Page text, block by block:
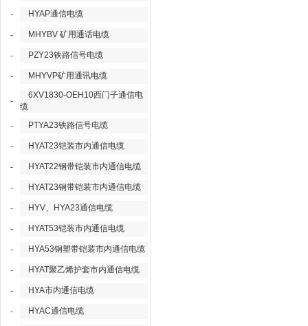
- HYAP通信电缆
- MHYBV 矿用通话电缆
- PZY23铁路信号电缆
- MHYVP矿用通讯电缆
-
6XV1830-OEH10西门子通信电
缆
-
PTYA23铁路信号电缆
- HYAT23铠装市内通信电缆
- HYAT22钢带铠装市内通信电缆
- HYAT23钢带铠装市内通信电缆
- HYV、HYA23通信电缆
- HYAT53铠装市内通信电缆
- HYA53钢塑带铠装市内通信电缆
- HYAT聚乙烯护套市内通信电缆
- HYA市内通信电缆
- HYAC通信电缆